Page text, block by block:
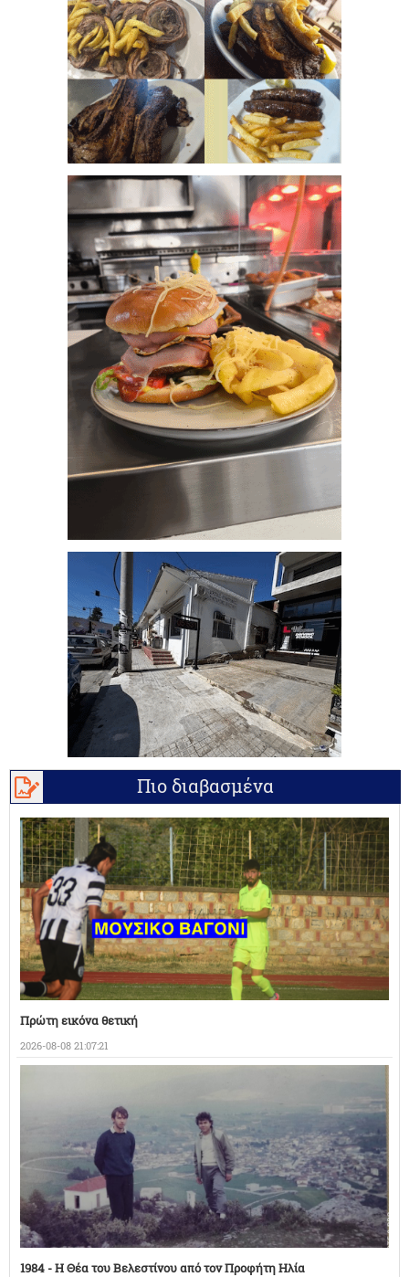
Πιο διαβασμένα
Πρώτη εικόνα θετική
2026-08-08 21:07:21
1984 - Η Θέα του Βελεστίνου από τον Προφήτη Ηλία